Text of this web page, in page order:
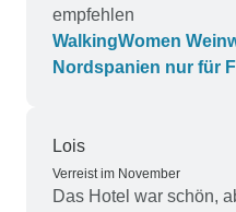
empfehlen
WalkingWomen
Nordspanien nur für
Lois
Verreist im November
Das Hotel war schön,